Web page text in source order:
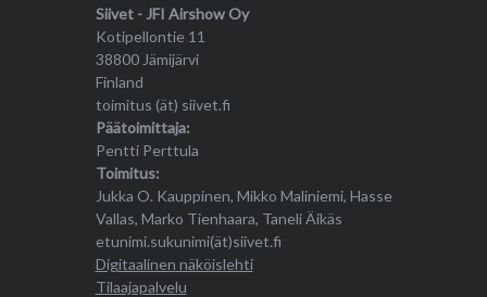
Siivet - JFI Airshow Oy
Kotipellontie 11
38800 Jämijärvi
Finland
toimitus (ät) siivet.fi
Päätoimittaja:
Pentti Perttula
Toimitus:
Jukka O. Kauppinen, Mikko Maliniemi, Hasse
Vallas, Marko Tienhaara, Taneli Äikäs
etunimi.sukunimi(ät)siivet.fi
Digitaalinen näköislehti
Tilaajapalvelu